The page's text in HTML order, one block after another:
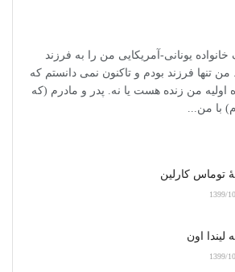
یک خانواده یونانی-آمریکایی من را به فرزند
تنها فرزند بودم و تاکنون نمی دانستم که
اولیه من زنده هست یا نه. پدر و مادرم (که
با من...
توماس کارلین
لیندا اون